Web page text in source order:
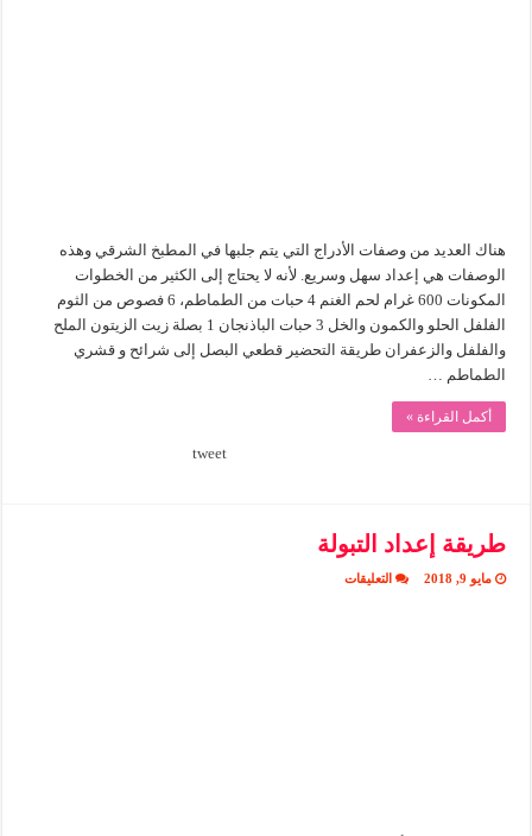
هناك العديد من وصفات الأدراج التي يتم جلبها في المطبخ الشرقي وهذه
الوصفات هي إعداد سهل وسريع. لأنه لا يحتاج إلى الكثير من الخطوات
المكونات 600 غرام لحم الغنم 4 حبات من الطماطم، 6 فصوص من الثوم
الفلفل الحلو والكمون والخل 3 حبات الباذنجان 1 بصلة زيت الزيتون الملح
والفلفل والزعفران طريقة التحضير قطعي البصل إلى شرائح و قشري
الطماطم …
أكمل القراءة »
tweet
طريقة إعداد التبولة
مايو 9, 2018 التعليقاتعلى